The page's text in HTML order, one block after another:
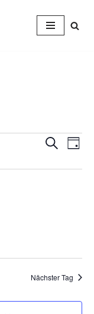
Suche
Suche
Tag
Nächster Tag